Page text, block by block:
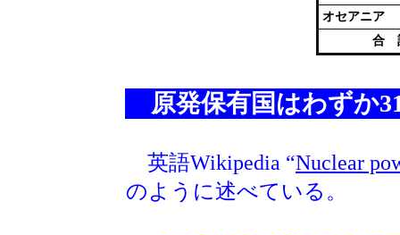
オセアニア
合
原発保有国はわずか
英語Wikipedia “Nuclear
のように述べている。